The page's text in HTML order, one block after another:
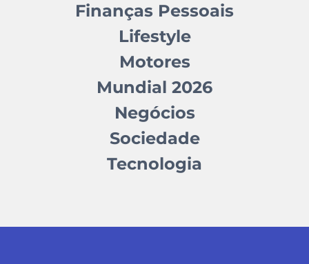
Finanças Pessoais
Lifestyle
Motores
Mundial 2026
Negócios
Sociedade
Tecnologia